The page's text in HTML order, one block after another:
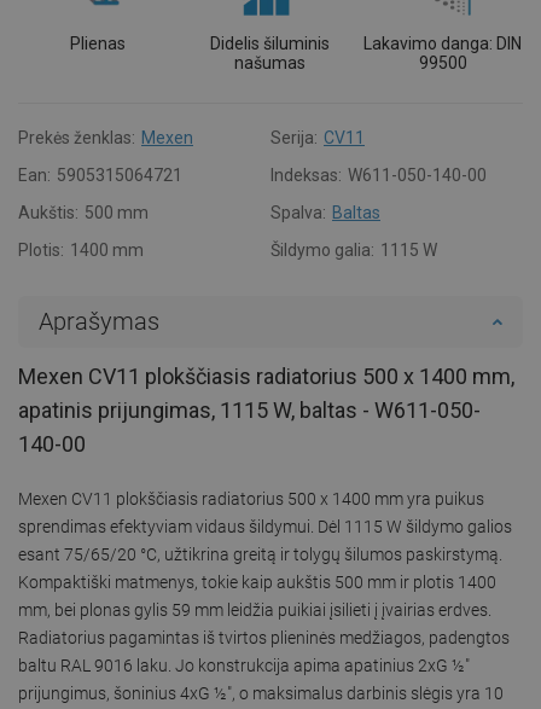
Plienas
Didelis šiluminis
našumas
Lakavimo danga: DIN
99500
Prekės ženklas: Mexen Serija: CV11
Ean: 5905315064721 Indeksas: W611-050-140-00
Aukštis: 500 mm Spalva: Baltas
Plotis: 1400 mm Šildymo galia: 1115 W
Aprašymas
Mexen CV11 plokščiasis radiatorius 500 x 1400 mm,
apatinis prijungimas, 1115 W, baltas - W611-050-
140-00
Mexen CV11 plokščiasis radiatorius 500 x 1400 mm yra puikus
sprendimas efektyviam vidaus šildymui. Dėl 1115 W šildymo galios
esant 75/65/20 °C, užtikrina greitą ir tolygų šilumos paskirstymą.
Kompaktiški matmenys, tokie kaip aukštis 500 mm ir plotis 1400
mm, bei plonas gylis 59 mm leidžia puikiai įsilieti į įvairias erdves.
Radiatorius pagamintas iš tvirtos plieninės medžiagos, padengtos
baltu RAL 9016 laku. Jo konstrukcija apima apatinius 2xG ½″
prijungimus, šoninius 4xG ½″, o maksimalus darbinis slėgis yra 10